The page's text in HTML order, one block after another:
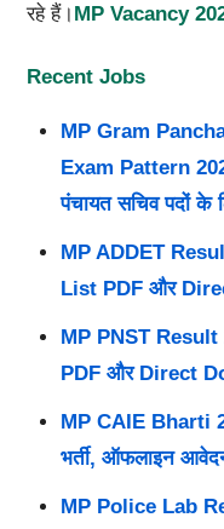
रहे हैं। MP Vacancy
Recent Jobs
MP Gram
Exam Pattern
पंचायत सचिव पदों के
MP ADDET
List PDF और
MP PNST Result
PDF और Direct
MP CAIE Bharti
भर्ती, ऑफलाइन
MP Police Lab